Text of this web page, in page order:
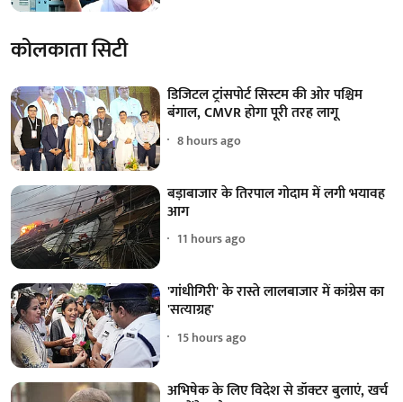
कोलकाता सिटी
डिजिटल ट्रांसपोर्ट सिस्टम की ओर पश्चिम
बंगाल, CMVR होगा पूरी तरह लागू
8 hours ago
बड़ाबाजार के तिरपाल गोदाम में लगी भयावह
आग
11 hours ago
'गांधीगिरी' के रास्ते लालबाजार में कांग्रेस का
'सत्याग्रह'
15 hours ago
अभिषेक के लिए विदेश से डॉक्टर बुलाएं, खर्च